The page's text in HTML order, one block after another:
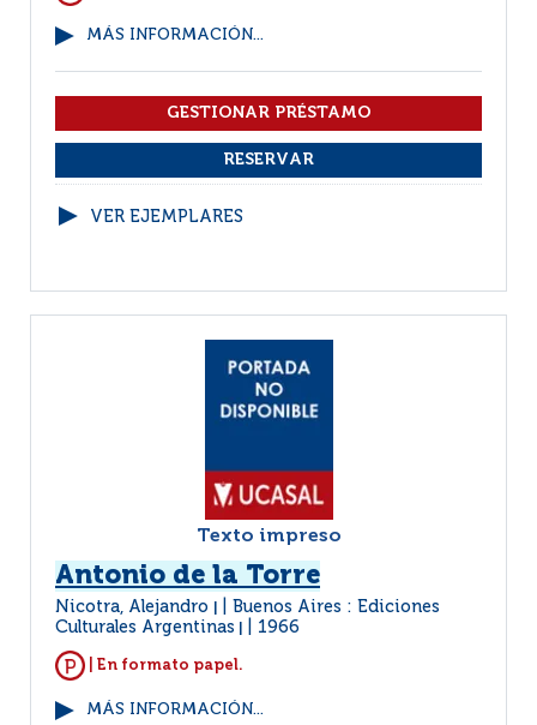
MÁS INFORMACIÓN...
VER EJEMPLARES
Texto impreso
Antonio de la Torre
Nicotra, Alejandro
Buenos Aires : Ediciones
Culturales Argentinas
1966
| En formato papel.
MÁS INFORMACIÓN...